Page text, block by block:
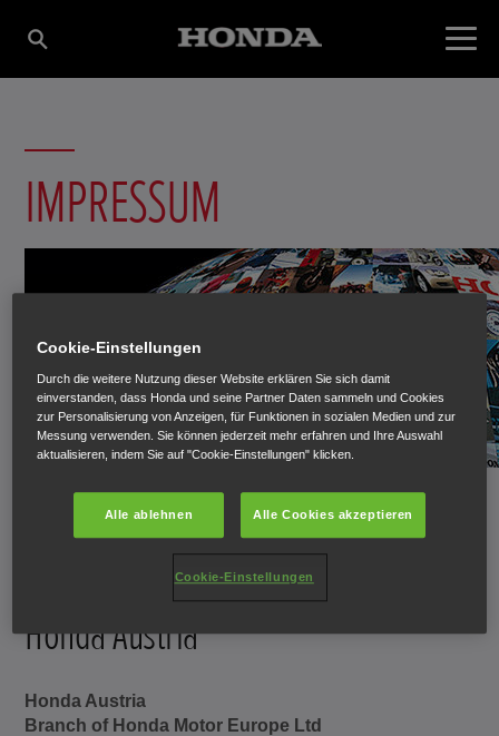
IMPRESSUM
Honda Austria
Honda Austria
Branch of Honda Motor Europe Ltd
Cookie-Einstellungen
Durch die weitere Nutzung dieser Website erklären Sie sich damit
einverstanden, dass Honda und seine Partner Daten sammeln und Cookies
zur Personalisierung von Anzeigen, für Funktionen in sozialen Medien und zur
Messung verwenden. Sie können jederzeit mehr erfahren und Ihre Auswahl
aktualisieren, indem Sie auf "Cookie-Einstellungen" klicken.
Alle ablehnen Alle Cookies akzeptieren
Cookie-Einstellungen